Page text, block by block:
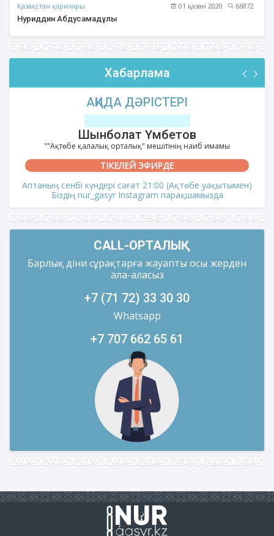
Қазақстан қарилары 01 қазан 2020
66872
Нуриддин Абдусамадұлы
Хабарлама
АҚИДА ДӘРІСТЕРІ
Шынболат Үмбетов
""Ақтөбе қалалық орталық" мешітінің наиб имамы
ТІКЕЛЕЙ ЭФИРДЕ
Аптаның сенбі күндері сағат 21:00 (Ақтөбе уақытымен)
Біздің nur_gasyr Instagram парақшамызда
CALL-ОРТАЛЫҚ
Барлық діни сұрақтарға жауапты осы жерден
ала-аласыз
+7 (71 72) 33 30 30
Whatsapp
+7 707 662 65 61